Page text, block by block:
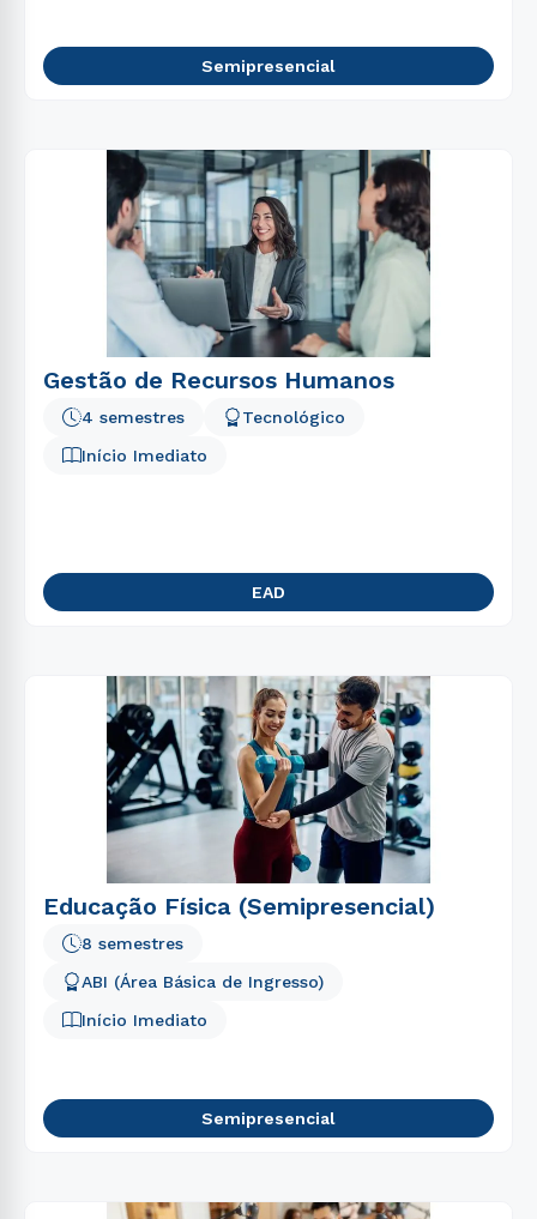
Semipresencial
Gestão de Recursos Humanos
Tecnológico
4 semestres
Início Imediato
EAD
Educação Física (Semipresencial)
ABI (Área Básica de Ingresso)
Início Imediato
8 semestres
Semipresencial